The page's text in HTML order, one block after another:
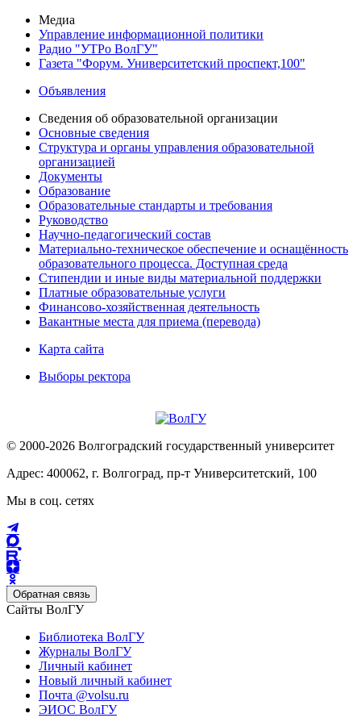
Медиа
Управление информационной политики
Радио "УТРо ВолГУ"
Газета "Форум. Университетский проспект,100"
Объявления
Сведения об образовательной организации
Основные сведения
Структура и органы управления образовательной
организацией
Документы
Образование
Образовательные стандарты и требования
Руководство
Научно-педагогический состав
Материально-техническое обеспечение и оснащённость
образовательного процесса. Доступная среда
Стипендии и иные виды материальной поддержки
Платные образовательные услуги
Финансово-хозяйственная деятельность
Вакантные места для приема (перевода)
Карта сайта
Выборы ректора
© 2000-2026 Волгоградский государственный университет
Адрес: 400062, г. Волгоград, пр-т Университетский, 100
Мы в соц. сетях
Обратная связь
Сайты ВолГУ
Библиотека ВолГУ
Журналы ВолГУ
Личный кабинет
Новый личный кабинет
Почта @volsu.ru
ЭИОС ВолГУ